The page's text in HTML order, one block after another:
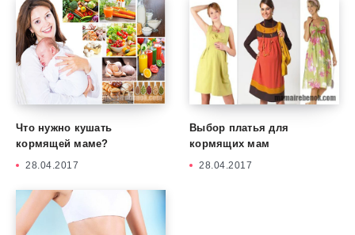
Что нужно кушать
кормящей маме?
28.04.2017
Выбор платья для
кормящих мам
28.04.2017